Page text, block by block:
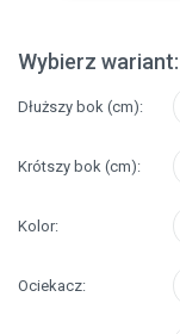
Wybierz wariant:
Dłuższy bok (cm)
Krótszy bok (cm)
Kolor
Ociekacz